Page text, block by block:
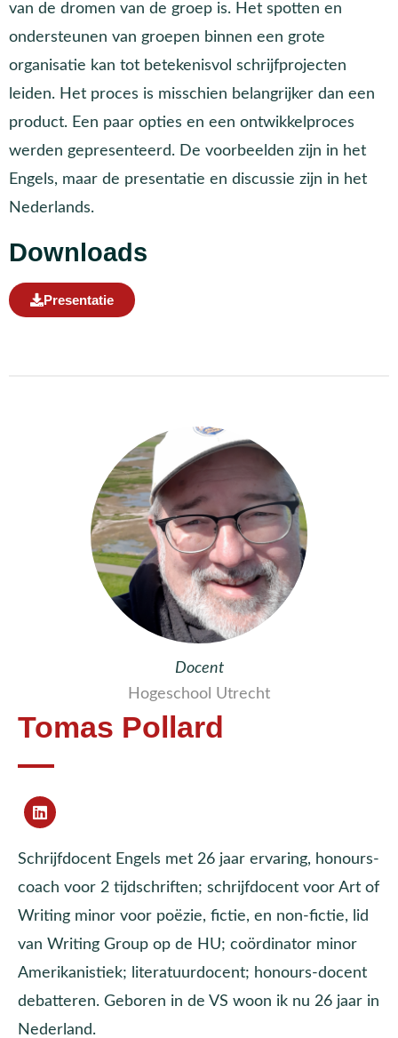
van de dromen van de groep is. Het spotten en
ondersteunen van groepen binnen een grote
organisatie kan tot betekenisvol schrijfprojecten
leiden. Het proces is misschien belangrijker dan een
product. Een paar opties en een ontwikkelproces
werden gepresenteerd. De voorbeelden zijn in het
Engels, maar de presentatie en discussie zijn in het
Nederlands.
Downloads
Presentatie
Docent
Hogeschool Utrecht
Tomas Pollard
Schrijfdocent Engels met 26 jaar ervaring, honours-
coach voor 2 tijdschriften; schrijfdocent voor Art of
Writing minor voor poëzie, fictie, en non-fictie, lid
van Writing Group op de HU; coördinator minor
Amerikanistiek; literatuurdocent; honours-docent
debatteren. Geboren in de VS woon ik nu 26 jaar in
Nederland.